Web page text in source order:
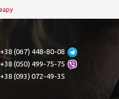
+38 (067) 448-80-08
+38 (050) 499-75-75
+38 (093) 072-49-35